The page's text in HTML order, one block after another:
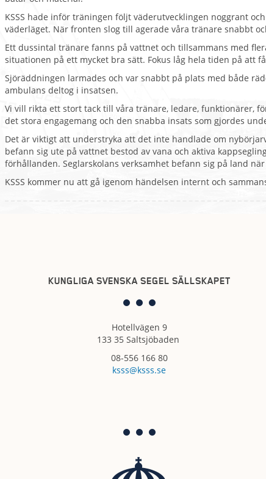
KSSS hade inför träningen följt väderutvecklingen noggrant
väderläget. När fronten slog till agerade våra tränare snabbt
Ett dussintal tränare fanns på vattnet och tillsammans med
situationen på ett mycket bra sätt. Fokus låg hela tiden på att
Sjöräddningen larmades och var snabbt på plats med både
ambulans deltog i insatsen.
Vi vill rikta ett stort tack till våra tränare, ledare, funktionärer,
det stora engagemang och den snabba insats som gjordes
Det är viktigt att understryka att det inte handlade om
befann sig ute på vattnet bestod av vana och aktiva
förhållanden. Seglarskolans verksamhet befann sig på land
KSSS kommer nu att gå igenom händelsen internt och
KUNGLIGA SVENSKA SEGEL SÄLLSKAPET
Hotellvägen 9
133 35 Saltsjöbaden
08-556 166 80
ksss@ksss.se